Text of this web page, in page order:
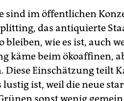
sind im öffentlichen
das antiquierte
bleiben, wie es ist, auch
käme beim ökoaffinen,
Diese Einschätzung teilt
ist, weil die neue
sonst wenig